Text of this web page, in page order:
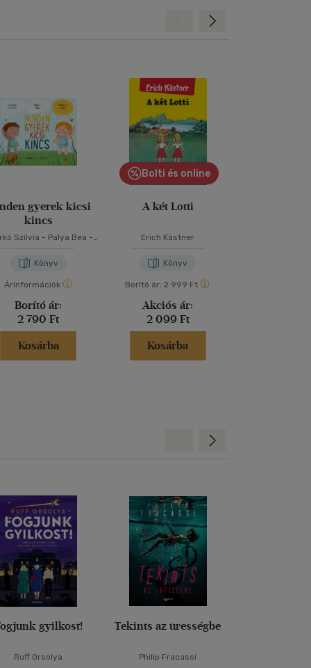
gyerek kicsi
kincs
Szilvia - Palya Bea -
Könyv
Árinformációk
Borító ár:
2 790 Ft
Kosárba
Bolti és online
A két Lotti
Erich Kästner
Könyv
Borító ár: 2 999 Ft
Akciós ár:
2 099 Ft
Kosárba
Előre
gyilkost!
Ruff Orsolya
Tekints az ürességbe
Philip Fracassi
Előre